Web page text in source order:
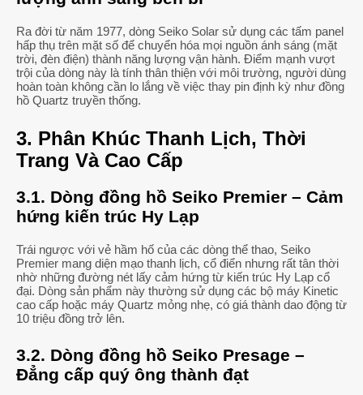
Ra đời từ năm 1977, dòng Seiko Solar sử dụng các tấm panel
hấp thụ trên mặt số để chuyển hóa mọi nguồn ánh sáng (mặt
trời, đèn điện) thành năng lượng vận hành. Điểm mạnh vượt
trội của dòng này là tính thân thiện với môi trường, người dùng
hoàn toàn không cần lo lắng về việc thay pin định kỳ như đồng
hồ Quartz truyền thống.
3. Phân Khúc Thanh Lịch, Thời
Trang Và Cao Cấp
3.1. Dòng đồng hồ Seiko Premier – Cảm
hứng kiến trúc Hy Lạp
Trái ngược với vẻ hầm hố của các dòng thể thao, Seiko
Premier mang diện mạo thanh lịch, cổ điển nhưng rất tân thời
nhờ những đường nét lấy cảm hứng từ kiến trúc Hy Lạp cổ
đại. Dòng sản phẩm này thường sử dụng các bộ máy Kinetic
cao cấp hoặc máy Quartz mỏng nhẹ, có giá thành dao động từ
10 triệu đồng trở lên.
3.2. Dòng đồng hồ Seiko Presage –
Đẳng cấp quý ông thành đạt